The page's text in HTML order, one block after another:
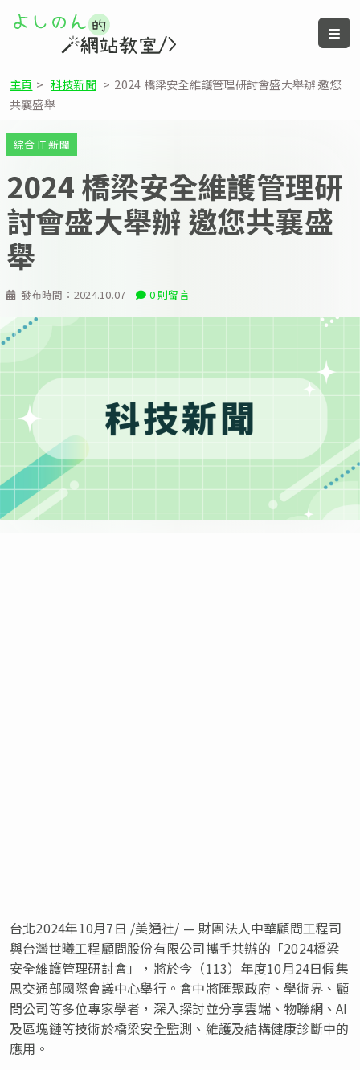
主頁 > 科技新聞 > 2024 橋梁安全維護管理研討會盛大舉辦 邀您
共襄盛舉
發布時間： 2024.10.07 0 則留言
綜合 IT 新聞
2024 橋梁安全維護管理研
討會盛大舉辦 邀您共襄盛
舉
台北2024年10月7日 /美通社/ — 財團法人中華顧問工程司
與台灣世曦工程顧問股份有限公司攜手共辦的「2024橋梁
安全維護管理研討會」，將於今（113）年度10月24日假集
思交通部國際會議中心舉行。會中將匯聚政府、學術界、顧
問公司等多位專家學者，深入探討並分享雲端、物聯網、AI
及區塊鏈等技術於橋梁安全監測、維護及結構健康診斷中的
應用。